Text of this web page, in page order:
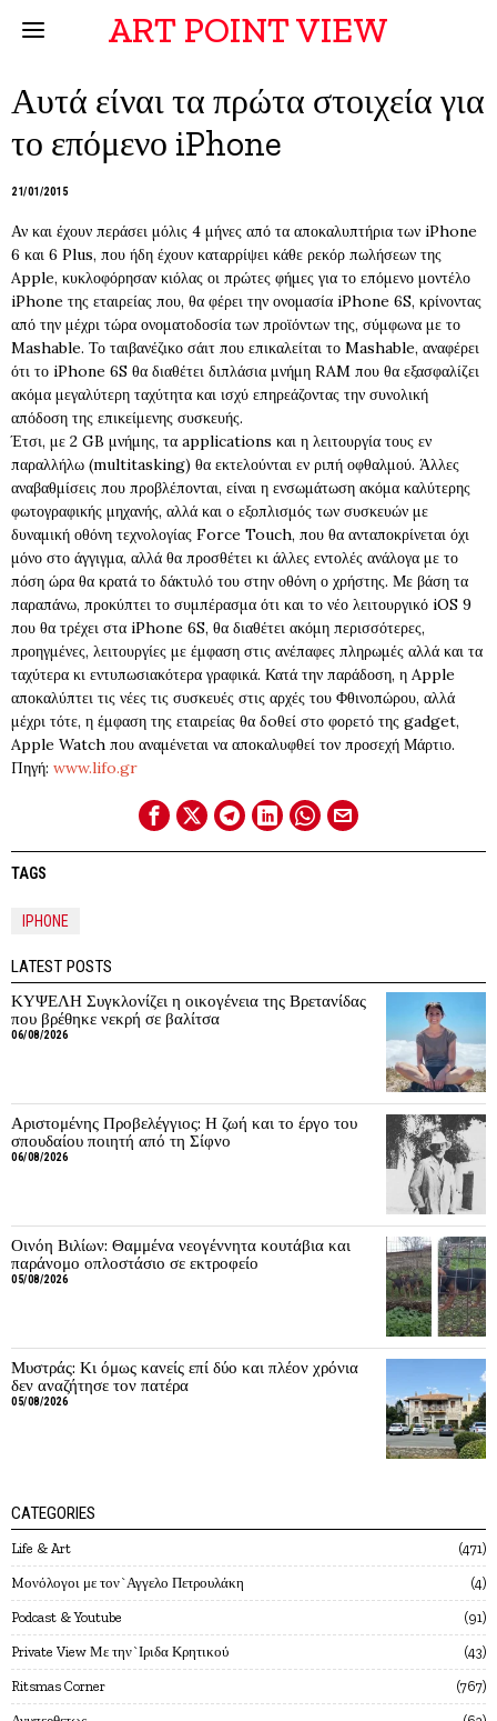
ART POINT VIEW
Αυτά είναι τα πρώτα στοιχεία για
το επόμενο iPhone
21/01/2015
Αν και έχουν περάσει μόλις 4 μήνες από τα αποκαλυπτήρια των iPhone
6 και 6 Plus, που ήδη έχουν καταρρίψει κάθε ρεκόρ πωλήσεων της
Apple, κυκλοφόρησαν κιόλας οι πρώτες φήμες για το επόμενο μοντέλο
iPhone της εταιρείας που, θα φέρει την ονομασία iPhone 6S, κρίνοντας
από την μέχρι τώρα ονοματοδοσία των προϊόντων της, σύμφωνα με το
Mashable. Το ταιβανέζικο σάιτ που επικαλείται το Mashable, αναφέρει
ότι το iPhone 6S θα διαθέτει διπλάσια μνήμη RAM που θα εξασφαλίζει
ακόμα μεγαλύτερη ταχύτητα και ισχύ επηρεάζοντας την συνολική
απόδοση της επικείμενης συσκευής.
Έτσι, με 2 GB μνήμης, τα applications και η λειτουργία τους εν
παραλλήλω (multitasking) θα εκτελούνται εν ριπή οφθαλμού. Άλλες
αναβαθμίσεις που προβλέπονται, είναι η ενσωμάτωση ακόμα καλύτερης
φωτογραφικής μηχανής, αλλά και ο εξοπλισμός των συσκευών με
δυναμική οθόνη τεχνολογίας Force Touch, που θα ανταποκρίνεται όχι
μόνο στο άγγιγμα, αλλά θα προσθέτει κι άλλες εντολές ανάλογα με το
πόση ώρα θα κρατά το δάκτυλό του στην οθόνη ο χρήστης. Με βάση τα
παραπάνω, προκύπτει το συμπέρασμα ότι και το νέο λειτουργικό iOS 9
που θα τρέχει στα iPhone 6S, θα διαθέτει ακόμη περισσότερες,
προηγμένες, λειτουργίες με έμφαση στις ανέπαφες πληρωμές αλλά και τα
ταχύτερα κι εντυπωσιακότερα γραφικά. Κατά την παράδοση, η Apple
αποκαλύπτει τις νέες τις συσκευές στις αρχές του Φθινοπώρου, αλλά
μέχρι τότε, η έμφαση της εταιρείας θα δoθεί στο φορετό της gadget,
Apple Watch που αναμένεται να αποκαλυφθεί τον προσεχή Μάρτιο.
Πηγή: www.lifo.gr
TAGS
IPHONE
LATEST POSTS
ΚΥΨΕΛΗ Συγκλονίζει η οικογένεια της Βρετανίδας
που βρέθηκε νεκρή σε βαλίτσα
06/08/2026
Αριστομένης Προβελέγγιος: Η ζωή και το έργο του
σπουδαίου ποιητή από τη Σίφνο
06/08/2026
Οινόη Βιλίων: Θαμμένα νεογέννητα κουτάβια και
παράνομο οπλοστάσιο σε εκτροφείο
05/08/2026
Μυστράς: Κι όμως κανείς επί δύο και πλέον χρόνια
δεν αναζήτησε τον πατέρα
05/08/2026
CATEGORIES
Life & Art 471
Mονόλογοι με τον`Αγγελο Πετρουλάκη 4
Podcast & Youtube 91
Private View Με την`Ιριδα Κρητικού 43
Ritsmas Corner 767